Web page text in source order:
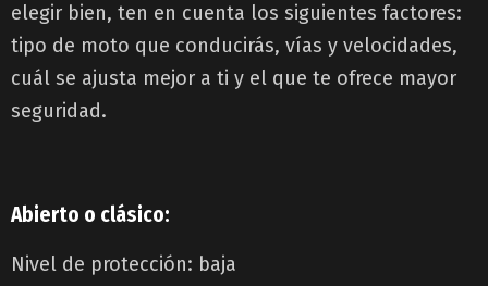
elegir bien, ten en cuenta los siguientes factores:
tipo de moto que conducirás, vías y velocidades,
cuál se ajusta mejor a ti y el que te ofrece mayor
seguridad.
Abierto o clásico:
Nivel de protección: baja